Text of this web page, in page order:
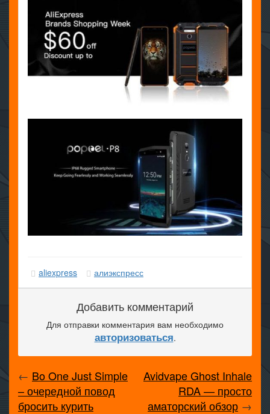
aliexpress алиэкспресс
Добавить комментарий
Для отправки комментария вам необходимо
авторизоваться.
← Bo One Just Simple
– очередной повод
бросить курить
Avidvape Ghost Inhale
RDA — просто
аматорский обзор →